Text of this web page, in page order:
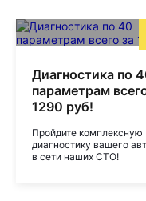
Диагностика по
параметрам
1290 руб!
Пройдите комплексную
диагностику вашего
в сети наших СТО!